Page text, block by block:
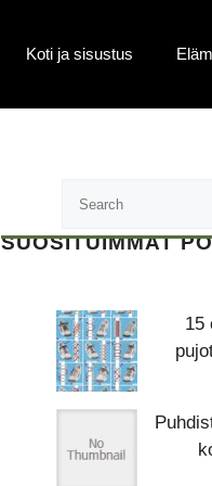
Koti ja sisustus
SUOSITUIMMAT
15